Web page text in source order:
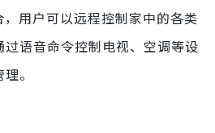
用户可以远程控制家中的各类
语音命令控制电视、空调等设
。